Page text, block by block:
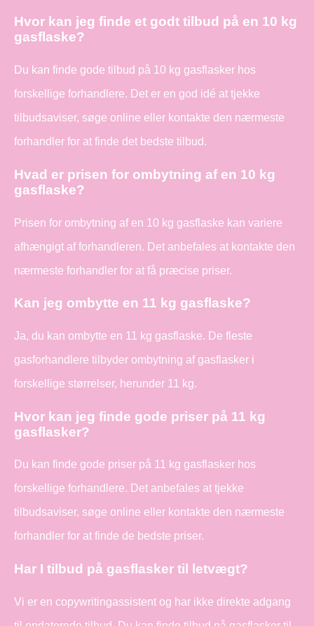
Hvor kan jeg finde et godt tilbud på en 10 kg
gasflaske?
Du kan finde gode tilbud på 10 kg gasflasker hos
forskellige forhandlere. Det er en god idé at tjekke
tilbudsaviser, søge online eller kontakte den nærmeste
forhandler for at finde det bedste tilbud.
Hvad er prisen for ombytning af en 10 kg
gasflaske?
Prisen for ombytning af en 10 kg gasflaske kan variere
afhængigt af forhandleren. Det anbefales at kontakte den
nærmeste forhandler for at få præcise priser.
Kan jeg ombytte en 11 kg gasflaske?
Ja, du kan ombytte en 11 kg gasflaske. De fleste
gasforhandlere tilbyder ombytning af gasflasker i
forskellige størrelser, herunder 11 kg.
Hvor kan jeg finde gode priser på 11 kg
gasflasker?
Du kan finde gode priser på 11 kg gasflasker hos
forskellige forhandlere. Det anbefales at tjekke
tilbudsaviser, søge online eller kontakte den nærmeste
forhandler for at finde de bedste priser.
Har I tilbud på gasflasker til letvægt?
Vi er en copywritingassistent og har ikke direkte adgang